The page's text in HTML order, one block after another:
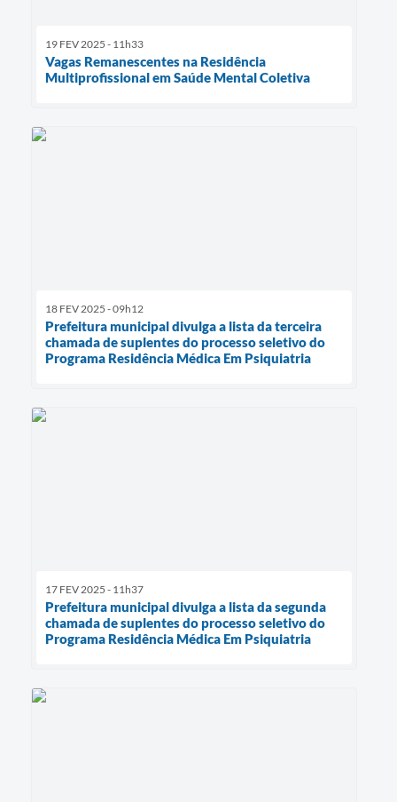
19 FEV 2025 - 11h33
Vagas Remanescentes na Residência
Multiprofissional em Saúde Mental Coletiva
18 FEV 2025 - 09h12
Prefeitura municipal divulga a lista da terceira
chamada de suplentes do processo seletivo do
Programa Residência Médica Em Psiquiatria
17 FEV 2025 - 11h37
Prefeitura municipal divulga a lista da segunda
chamada de suplentes do processo seletivo do
Programa Residência Médica Em Psiquiatria